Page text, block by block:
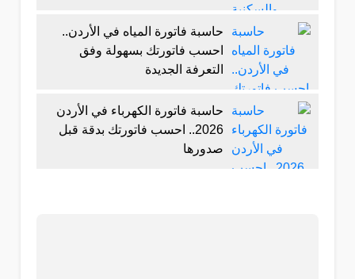
حاسبة فاتورة المياه في الأردن..
احسب فاتورتك بسهولة وفق
التعرفة الجديدة
حاسبة فاتورة الكهرباء في الأردن
2026.. احسب فاتورتك بدقة قبل
صدورها